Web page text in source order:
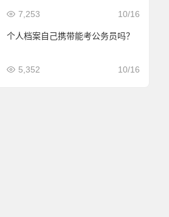
10/16
7,253
个人档案自己携带能考公务员吗？
10/16
5,352